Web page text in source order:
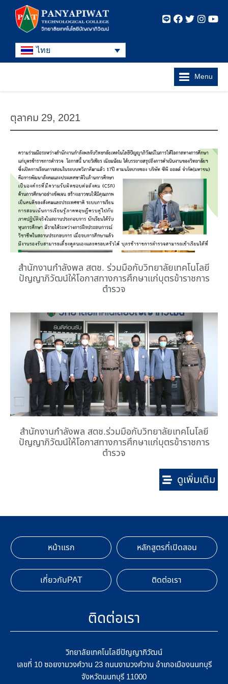
ไทย
Menu
ตุลาคม 29, 2021
สำนักงานกำลังพล สตช. ร่วมมือกับวิทยาลัยเทคโนโลยี
ปัญญาภิวัฒน์ให้โอกาสทางการศึกษาแก่บุตรข้าราชการ
ตำรวจ
สำนักงานกำลังพล สตช.ร่วมมือกับวิทยาลัยเทคโนโลยี
ปัญญาภิวัฒน์ให้โอกาสทางการศึกษาแก่บุตรข้าราชการ
ตำรวจ
ดูเพิ่มเติม
หน้าแรก หลักสูตรที่เปิดสอน
เกี่ยวกับPAT ติดต่อเรา
ติดต่อเรา
วิทยาลัยเทคโนโลยีปัญญาภิวัฒน์
เลขที่ 10 ซอยงามวงศ์วาน 23 ถนนงามวงศ์วาน อำเภอเมืองนนทบุรี
จังหวัดนนทบุรี 11000